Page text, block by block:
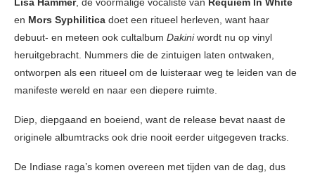
en Mors Syphilitica doet een ritueel herleven, want haar
debuut- en meteen ook cultalbum Dakiniwordt nu op vinyl
heruitgebracht. Nummers die de zintuigen laten ontwaken,
ontworpen als een ritueel om de luisteraar weg te leiden van de
manifeste wereld en naar een diepere ruimte.
Diep, diepgaand en boeiend, want de release bevat naast de
originele albumtracks ook drie nooit eerder uitgegeven tracks.
De Indiase raga’s komen overeen met tijden van de dag, dus